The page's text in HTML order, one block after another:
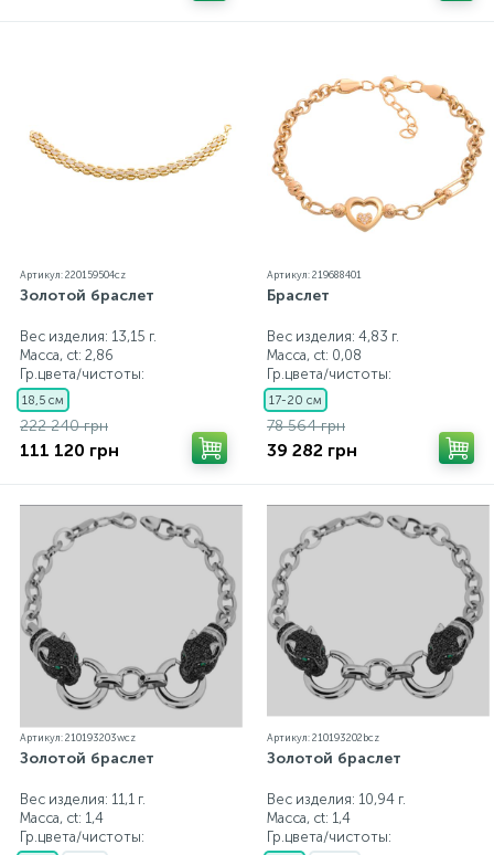
Артикул: 220159504cz
Золотой браслет
Вес изделия: 13,15 г.
Масса, ct: 2,86
Гр.цвета/чистоты:
18,5 см
222 240 грн
111 120 грн
Артикул: 219688401
Браслет
Вес изделия: 4,83 г.
Масса, ct: 0,08
Гр.цвета/чистоты:
17-20 см
78 564 грн
39 282 грн
Артикул: 210193203wcz
Золотой браслет
Вес изделия: 11,1 г.
Масса, ct: 1,4
Гр.цвета/чистоты:
Артикул: 210193202bcz
Золотой браслет
Вес изделия: 10,94 г.
Масса, ct: 1,4
Гр.цвета/чистоты: